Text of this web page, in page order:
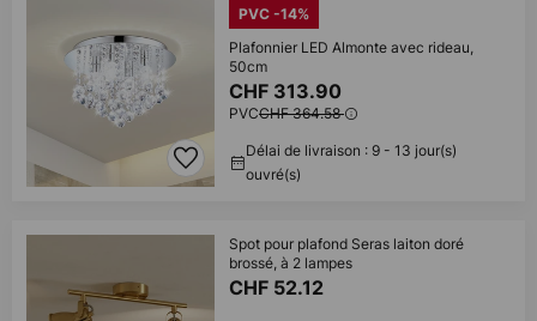
PVC -14%
Plafonnier LED Almonte avec rideau,
50cm
CHF 313.90
PVCCHF 364.58
Délai de livraison : 9 - 13 jour(s)
ouvré(s)
Spot pour plafond Seras laiton doré
brossé, à 2 lampes
CHF 52.12